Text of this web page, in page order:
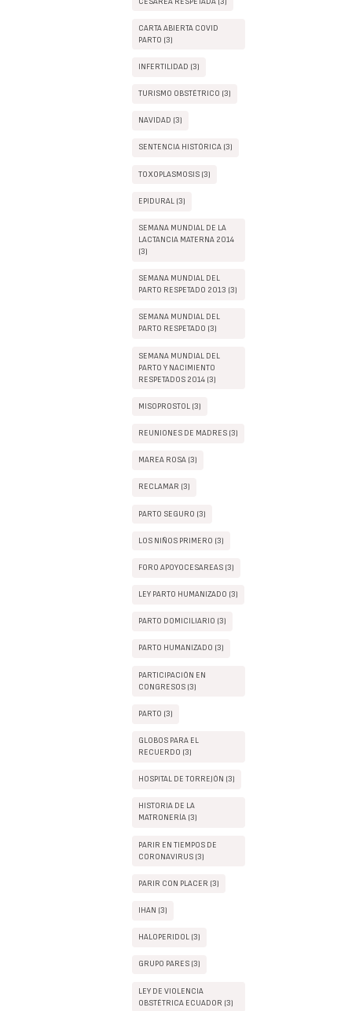
CARTA ABIERTA COVID
PARTO (3)
INFERTILIDAD (3)
TURISMO OBSTÉTRICO (3)
NAVIDAD (3)
SENTENCIA HISTÓRICA (3)
TOXOPLASMOSIS (3)
EPIDURAL (3)
SEMANA MUNDIAL DE LA
LACTANCIA MATERNA 2014
(3)
SEMANA MUNDIAL DEL
PARTO RESPETADO 2013 (3)
SEMANA MUNDIAL DEL
PARTO RESPETADO (3)
SEMANA MUNDIAL DEL
PARTO Y NACIMIENTO
RESPETADOS 2014 (3)
MISOPROSTOL (3)
REUNIONES DE MADRES (3)
MAREA ROSA (3)
RECLAMAR (3)
PARTO SEGURO (3)
LOS NIÑOS PRIMERO (3)
FORO APOYOCESAREAS (3)
LEY PARTO HUMANIZADO (3)
PARTO DOMICILIARIO (3)
PARTO HUMANIZADO (3)
PARTICIPACIÓN EN
CONGRESOS (3)
PARTO (3)
GLOBOS PARA EL
RECUERDO (3)
HOSPITAL DE TORREJÓN (3)
HISTORIA DE LA
MATRONERÍA (3)
PARIR EN TIEMPOS DE
CORONAVIRUS (3)
PARIR CON PLACER (3)
IHAN (3)
HALOPERIDOL (3)
GRUPO PARES (3)
LEY DE VIOLENCIA
OBSTÉTRICA ECUADOR (3)